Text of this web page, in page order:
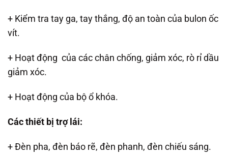
+ Kiểm tra tay ga, tay thắng, độ an toàn của bulon ốc
vít.
+ Hoạt động của các chân chống, giảm xóc, rò rỉ dầu
giảm xóc.
+ Hoạt động của bộ ổ khóa.
Các thiết bị trợ lái:
+ Đèn pha, đèn báo rẽ, đèn phanh, đèn chiếu sáng.